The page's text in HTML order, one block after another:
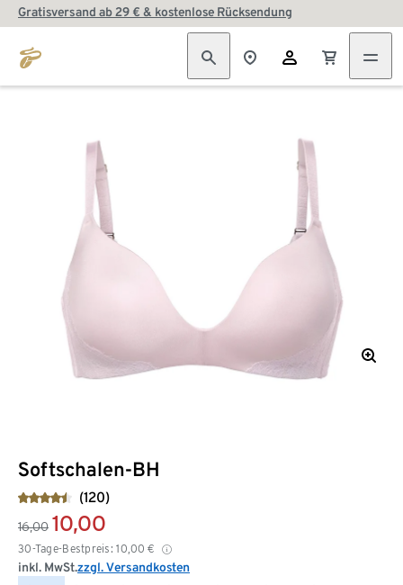
Gratisversand ab 29 € & kostenlose Rücksendung
Softschalen-BH
(120)
16,00 10,00
30-Tage-Bestpreis: 10,00 €
inkl. MwSt.zzgl. Versandkosten